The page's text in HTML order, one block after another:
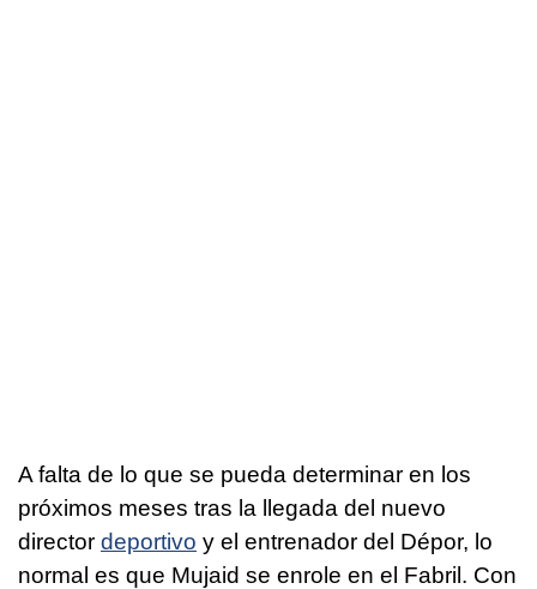
A falta de lo que se pueda determinar en los
próximos meses tras la llegada del nuevo
director deportivo y el entrenador del Dépor, lo
normal es que Mujaid se enrole en el Fabril. Con